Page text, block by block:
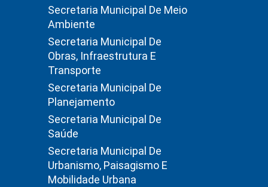
Secretaria Municipal De Meio
Ambiente
Secretaria Municipal De
Obras, Infraestrutura E
Transporte
Secretaria Municipal De
Planejamento
Secretaria Municipal De
Saúde
Secretaria Municipal De
Urbanismo, Paisagismo E
Mobilidade Urbana